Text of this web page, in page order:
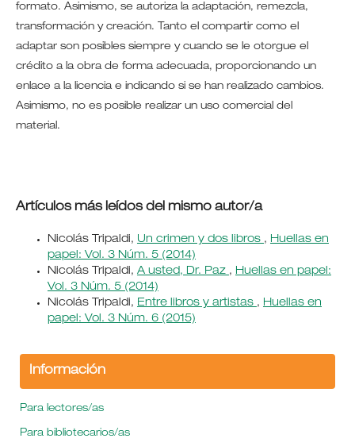
formato. Asimismo, se autoriza la adaptación, remezcla,
transformación y creación. Tanto el compartir como el
adaptar son posibles siempre y cuando se le otorgue el
crédito a la obra de forma adecuada, proporcionando un
enlace a la licencia e indicando si se han realizado cambios.
Asimismo, no es posible realizar un uso comercial del
material.
Artículos más leídos del mismo autor/a
Nicolás Tripaldi, Un crimen y dos libros , Huellas en
papel: Vol. 3 Núm. 5 (2014)
Nicolás Tripaldi, A usted, Dr. Paz , Huellas en papel:
Vol. 3 Núm. 5 (2014)
Nicolás Tripaldi, Entre libros y artistas , Huellas en
papel: Vol. 3 Núm. 6 (2015)
Información
Para lectores/as
Para bibliotecarios/as